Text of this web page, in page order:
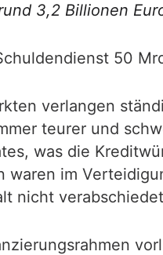
3,2 Billionen
50
verlangen
teurer und
was die
waren im
nicht